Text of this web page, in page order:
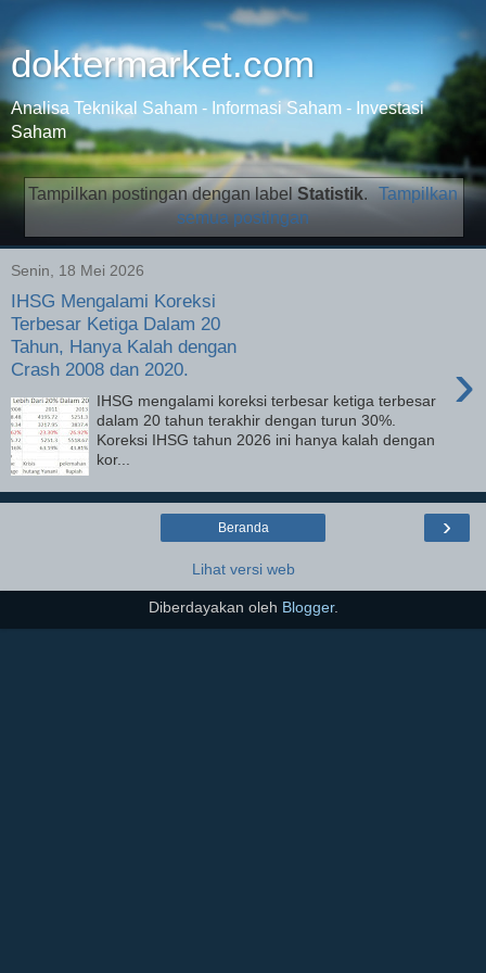
doktermarket.com
Analisa Teknikal Saham - Informasi Saham - Investasi
Saham
Tampilkan postingan dengan label Statistik.
Tampilkan
semua postingan
Senin, 18 Mei 2026
IHSG Mengalami Koreksi
Terbesar Ketiga Dalam 20
Tahun, Hanya Kalah dengan
Crash 2008 dan 2020.
›
IHSG mengalami koreksi terbesar ketiga terbesar
dalam 20 tahun terakhir dengan turun 30%.
Koreksi IHSG tahun 2026 ini hanya kalah dengan
kor...
›
Beranda
Lihat versi web
Diberdayakan oleh Blogger.